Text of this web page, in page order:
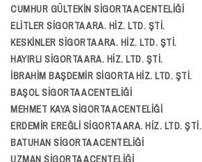
CUMHUR GÜLTEKİN SİGORTA ACENTELİĞİ
ELİTLER SİGORTA ARA. HİZ. LTD. ŞTİ.
KESKİNLER SİGORTA ARA. HİZ. LTD. ŞTİ.
HAYIRLI SİGORTA ARA. HİZ. LTD. ŞTİ.
İBRAHİM BAŞDEMİR SİGORTA HİZ. LTD. ŞTİ.
BAŞOL SİGORTA ACENTELİĞİ
MEHMET KAYA SİGORTA ACENTELİĞİ
ERDEMİR EREĞLİ SİGORTA ARA. HİZ. LTD. ŞTİ.
BATUHAN SİGORTA ACENTELİĞİ
UZMAN SİGORTA ACENTELİĞİ